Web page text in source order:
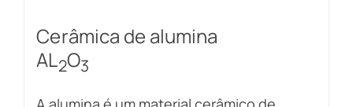
Cerâmica de alumina
AL2O3